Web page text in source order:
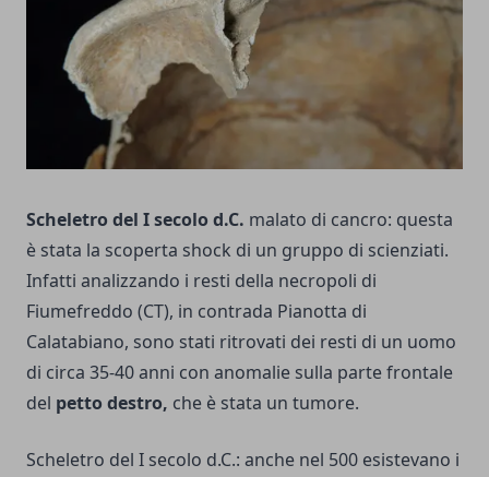
Scheletro del I secolo d.C. malato di cancro: questa
è stata la scoperta shock di un gruppo di scienziati.
Infatti analizzando i resti della necropoli di
Fiumefreddo (CT), in contrada Pianotta di
Calatabiano, sono stati ritrovati dei resti di un uomo
di circa 35-40 anni con anomalie sulla parte frontale
del petto destro, che è stata un tumore.
Scheletro del I secolo d.C.: anche nel 500 esistevano i